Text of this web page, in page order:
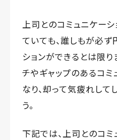
上司とのコミュニケー
ていても、誰しもが必
ションができるとは限り
チやギャップのあるコミ
なり、却って気疲れして
う。
下記では、上司とのコミ